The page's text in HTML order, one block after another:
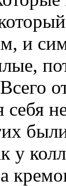
и
себя
у